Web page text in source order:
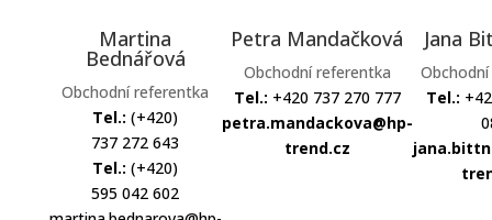
Martina
Bednářová
Obchodní referentka
Tel.: (+420)
737 272 643
Tel.: (+420)
595 042 602
Petra Mandačková
Obchodní referentka
Tel.: +420 737 270 777
petra.mandackova@hp-
trend.cz
Jana
Tel.: